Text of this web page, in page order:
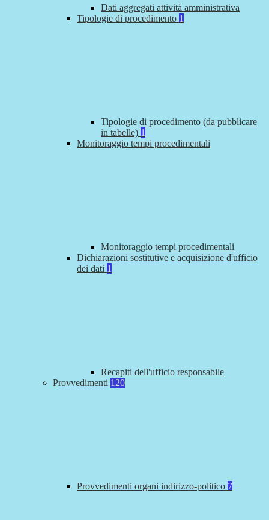
Dati aggregati attività amministrativa
Tipologie di procedimento 1
Tipologie di procedimento (da pubblicare
in tabelle) 1
Monitoraggio tempi procedimentali
Monitoraggio tempi procedimentali
Dichiarazioni sostitutive e acquisizione d'ufficio
dei dati 1
Recapiti dell'ufficio responsabile
Provvedimenti 120
Provvedimenti organi indirizzo-politico 7